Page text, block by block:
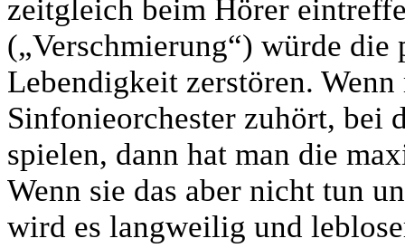
zeitgleich beim Hörer
(„Verschmierung“) würde
Lebendigkeit zerstören.
Sinfonieorchester zuhört, bei
spielen, dann hat man die
Wenn sie das aber nicht tun
wird es langweilig und